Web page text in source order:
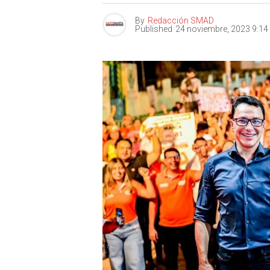
By Redacción SMAD
Published 24 noviembre, 2023